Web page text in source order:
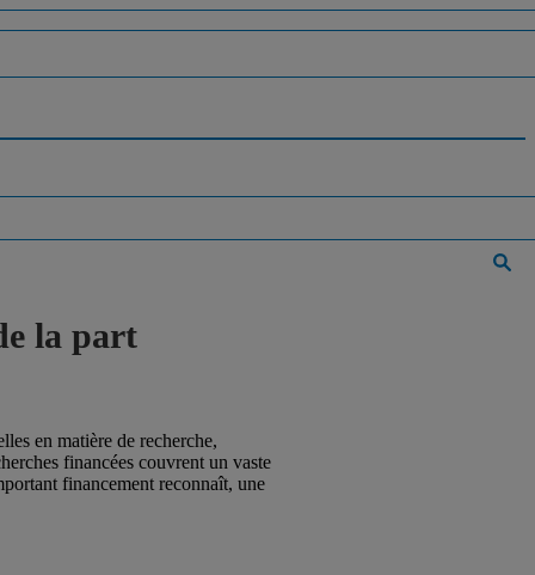
la part
en matière de recherche,
financées couvrent un vaste
financement reconnaît, une